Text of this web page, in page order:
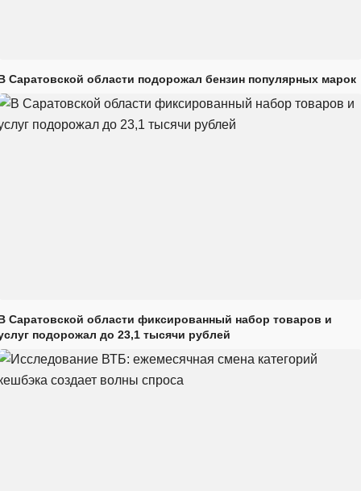
Саратовской области подорожал бензин популярных марок
Саратовской области фиксированный набор товаров и
подорожал до 23,1 тысячи рублей